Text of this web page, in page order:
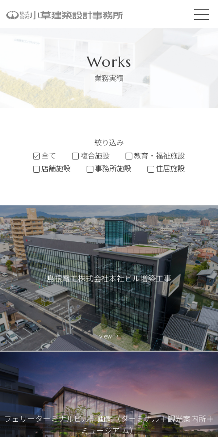
Works
業務実績
絞り込み
全て
複合施設
教育・福祉施設
店舗施設
事務所施設 住居施設
島根電工株式会社本社ビル増築工事
フェリーターミナルビル計画案（ターミナル＋観光案内所＋
ミュージア ム）